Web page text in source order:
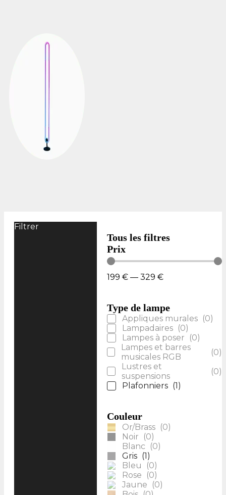
Filtrer
Tous les filtres
Prix
199 € — 329 €
Type de lampe
Appliques murales (0)
Lampadaires (0)
Lampes à poser
(0)
Lampes et barres
musicales RGB
(0)
Lustres et
suspensions
(0)
Plafonniers (1)
Couleur
Or/Brass (0)
Noir
(0)
Blanc (0)
Gris (1)
Bleu
(0)
Rose
(0)
Jaune
(0)